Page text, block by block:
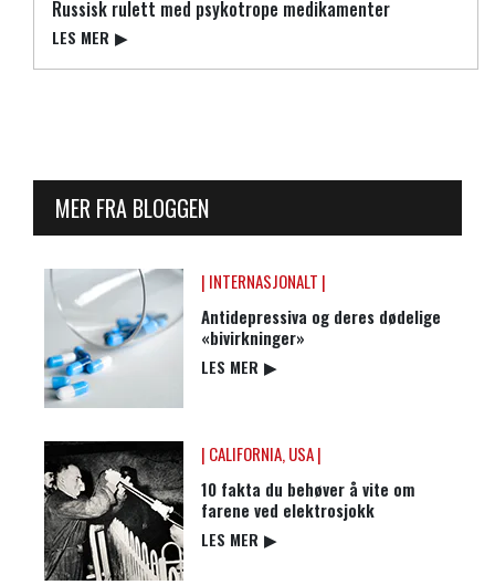
Russisk rulett med psykotrope medikamenter
LES MER ▶
MER FRA BLOGGEN
| INTERNASJONALT |
Antidepressiva og deres dødelige
«bivirkninger»
LES MER ▶
| CALIFORNIA, USA |
10 fakta du behøver å vite om
farene ved elektrosjokk
LES MER ▶